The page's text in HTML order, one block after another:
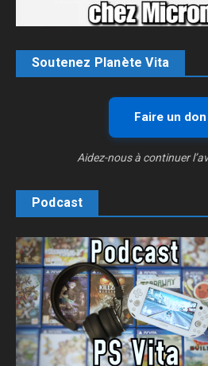
Soutenez Planète Vita
Faire un don
Aidez-nous à continuer
Podcast